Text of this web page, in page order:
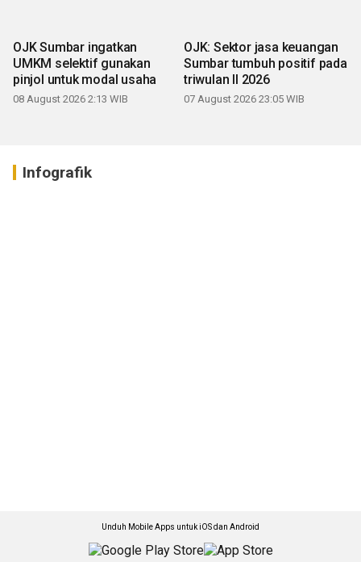
OJK Sumbar ingatkan
UMKM selektif gunakan
pinjol untuk modal usaha
08 August 2026 2:13 WIB
OJK: Sektor jasa keuangan
Sumbar tumbuh positif pada
triwulan II 2026
07 August 2026 23:05 WIB
Infografik
Unduh Mobile Apps untuk iOS dan Android